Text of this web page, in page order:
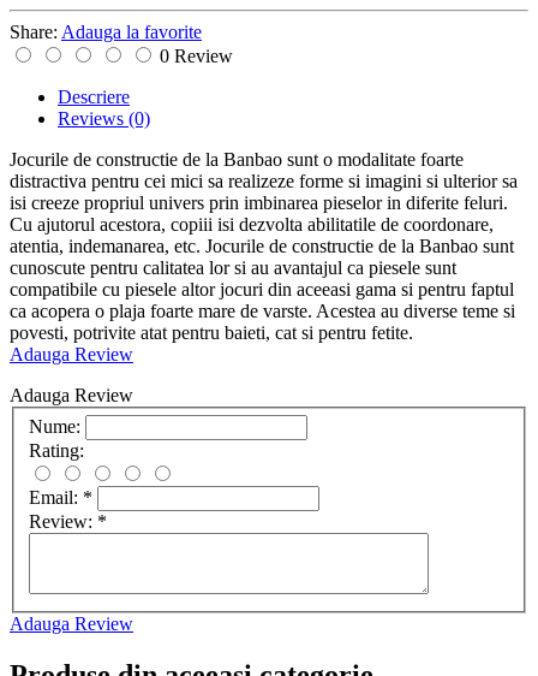
Share: Adauga la favorite
0 Review
Descriere
Reviews (0)
Jocurile de constructie de la Banbao sunt o modalitate foarte
distractiva pentru cei mici sa realizeze forme si imagini si ulterior sa
isi creeze propriul univers prin imbinarea pieselor in diferite feluri.
Cu ajutorul acestora, copiii isi dezvolta abilitatile de coordonare,
atentia, indemanarea, etc. Jocurile de constructie de la Banbao sunt
cunoscute pentru calitatea lor si au avantajul ca piesele sunt
compatibile cu piesele altor jocuri din aceeasi gama si pentru faptul
ca acopera o plaja foarte mare de varste. Acestea au diverse teme si
povesti, potrivite atat pentru baieti, cat si pentru fetite.
Adauga Review
Adauga Review
Nume:
Rating:
Email: *
Review: *
Adauga Review